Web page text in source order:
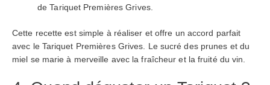
de Tariquet Premières Grives.
Cette recette est simple à réaliser et offre un accord parfait
avec le Tariquet Premières Grives. Le sucré des prunes et du
miel se marie à merveille avec la fraîcheur et la fruité du vin.